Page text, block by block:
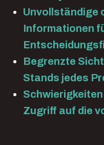
Unvollständige
Informationen
Begrenzte
Stands jedes
Zugriff auf die